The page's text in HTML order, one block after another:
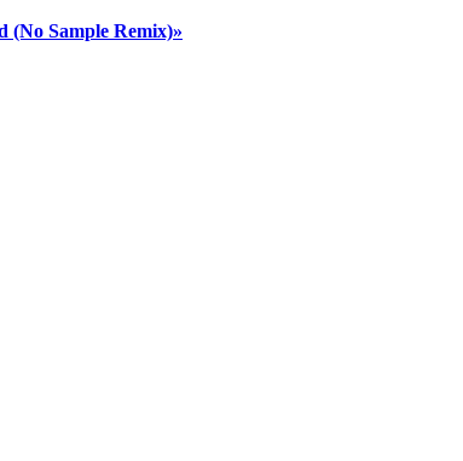
Sample Remix)»